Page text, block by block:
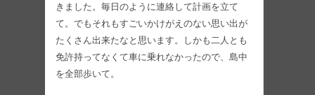
きました。毎日のように連絡して計画を立て
て。でもそれもすごいかけがえのない思い出が
たくさん出来たなと思います。しかも二人とも
免許持ってなくて車に乗れなかったので、島中
を全部歩いて。